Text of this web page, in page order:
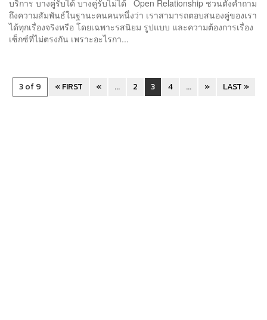
บริการ บางคู่รับได้ บางคู่รับไม่ได้ Open Relationship ชวนตั้งคำถาม
ถึงความสัมพันธ์ในฐานะคนคนหนึ่งว่า เราสามารถตอบสนองคู่ของเรา
ได้ทุกเรื่องจริงหรือ โดยเฉพาะรสนิยม รูปแบบ และความต้องการเรื่อง
เซ็กซ์ที่ไม่ตรงกัน เพราะอะไรกา...
3 of 9 « FIRST « ... 2 3 4 ... » LAST »